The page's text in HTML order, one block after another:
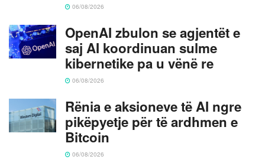
06/08/2026
OpenAI zbulon se agjentët e
saj AI koordinuan sulme
kibernetike pa u vënë re
06/08/2026
Rënia e aksioneve të AI ngre
pikëpyetje për të ardhmen e
Bitcoin
06/08/2026